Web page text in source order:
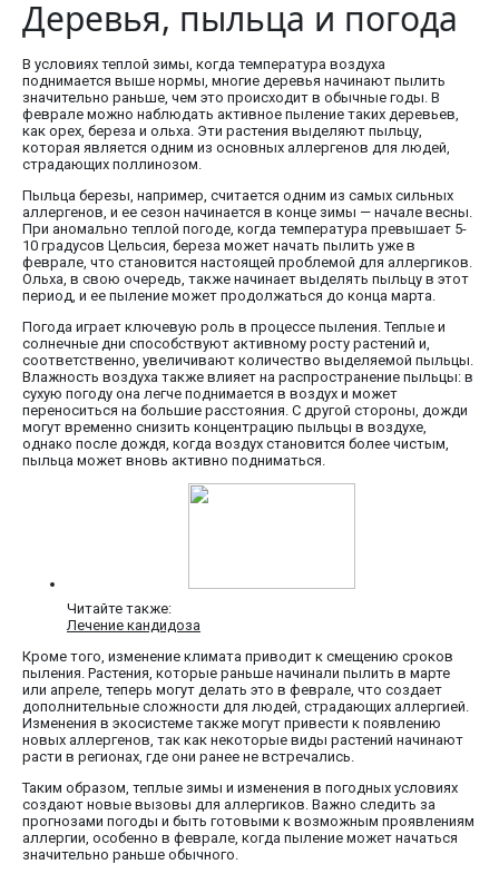
Деревья, пыльца и погода
В условиях теплой зимы, когда температура воздуха
поднимается выше нормы, многие деревья начинают пылить
значительно раньше, чем это происходит в обычные годы. В
феврале можно наблюдать активное пыление таких деревьев,
как орех, береза и ольха. Эти растения выделяют пыльцу,
которая является одним из основных аллергенов для людей,
страдающих поллинозом.
Пыльца березы, например, считается одним из самых сильных
аллергенов, и ее сезон начинается в конце зимы — начале весны.
При аномально теплой погоде, когда температура превышает 5-
10 градусов Цельсия, береза может начать пылить уже в
феврале, что становится настоящей проблемой для аллергиков.
Ольха, в свою очередь, также начинает выделять пыльцу в этот
период, и ее пыление может продолжаться до конца марта.
Погода играет ключевую роль в процессе пыления. Теплые и
солнечные дни способствуют активному росту растений и,
соответственно, увеличивают количество выделяемой пыльцы.
Влажность воздуха также влияет на распространение пыльцы: в
сухую погоду она легче поднимается в воздух и может
переноситься на большие расстояния. С другой стороны, дожди
могут временно снизить концентрацию пыльцы в воздухе,
однако после дождя, когда воздух становится более чистым,
пыльца может вновь активно подниматься.
Читайте также:
Лечение кандидоза
Кроме того, изменение климата приводит к смещению сроков
пыления. Растения, которые раньше начинали пылить в марте
или апреле, теперь могут делать это в феврале, что создает
дополнительные сложности для людей, страдающих аллергией.
Изменения в экосистеме также могут привести к появлению
новых аллергенов, так как некоторые виды растений начинают
расти в регионах, где они ранее не встречались.
Таким образом, теплые зимы и изменения в погодных условиях
создают новые вызовы для аллергиков. Важно следить за
прогнозами погоды и быть готовыми к возможным проявлениям
аллергии, особенно в феврале, когда пыление может начаться
значительно раньше обычного.